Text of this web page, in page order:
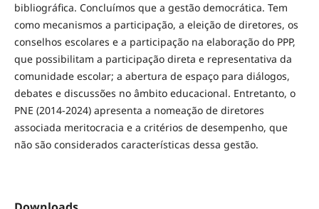
bibliográfica. Concluímos que a gestão democrática. Tem
como mecanismos a participação, a eleição de diretores, os
conselhos escolares e a participação na elaboração do PPP,
que possibilitam a participação direta e representativa da
comunidade escolar; a abertura de espaço para diálogos,
debates e discussões no âmbito educacional. Entretanto, o
PNE (2014-2024) apresenta a nomeação de diretores
associada meritocracia e a critérios de desempenho, que
não são considerados características dessa gestão.